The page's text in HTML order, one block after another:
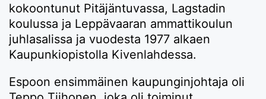
kokoontunut Pitäjäntuvassa, Lagstadin
koulussa ja Leppävaaran ammattikoulun
juhlasalissa ja vuodesta 1977 alkaen
Kaupunkiopistolla Kivenlahdessa.
Espoon ensimmäinen kaupunginjohtaja oli